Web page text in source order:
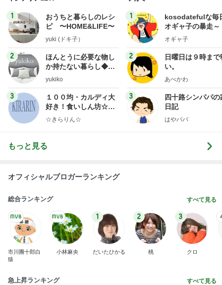
1
おうちと暮らしのレシ
ピ 〜HOME&LIFE〜
yuki (ドキ子）
2
ほんとうに必要な物し
か持たない暮らし◆Ke
ep Life Simple◆〜イ
yukiko
3
１００均・カルディ大
好き！食いしん坊☆き
らりん☆のブログ
☆きらりん☆
1
kosodatefulな毎
オギャ子の暴走～
オギャ子
2
日曜日は９時まで
い。
あべかわ
3
四十路シンパパの
日記
はやパパ
もっと見る
オフィシャルブロガーランキング
総合ランキング すべて見る
市川團十郎白
猿
小林麻央
1
だいたひかる
2
桃
3
クロ
急上昇ランキング すべて見る